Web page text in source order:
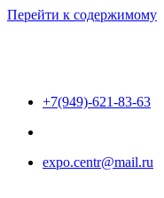
Перейти к содержимому
+7(949)-621-83-63
expo.centr@mail.ru